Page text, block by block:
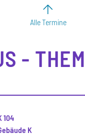
Alle Termine
-
104
K